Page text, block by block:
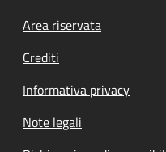
Footer menu
Area riservata
Crediti
Informativa privacy
Note legali